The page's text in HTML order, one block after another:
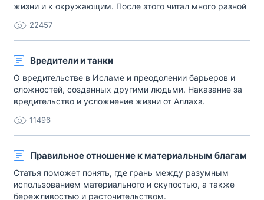
жизни и к окружающим. После этого читал много разной
книги, очень понравились. Общался с русскими,
принявшими Ислам. Мужчины открытые, честные,
настоящие. Я пока решающего шага не сделал… Хотел бы
вам […]
22457
Вредители и танки
О вредительстве в Исламе и преодолении барьеров и
сложностей, созданных другими людьми. Наказание за
вредительство и усложнение жизни от Аллаха.
11496
Правильное отношение к материальным благам
Статья поможет понять, где грань между разумным
использованием материального и скупостью, а также
бережливостью и расточительством.